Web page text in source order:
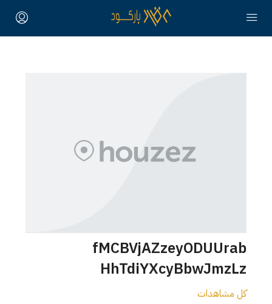
fMCBVjAZzeyODUUrab
HhTdiYXcyBbwJmzLz
كل مشاهدات